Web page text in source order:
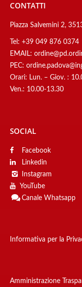
CONTATTI
Piazza Salvemini 2,
Tel: +39 049 876 0374
EMAIL:
PEC:
Orari: Lun. – Giov. :
Ven.: 10.00-13.30
SOCIAL
Facebook
Linkedin
Instagram
YouTube
Canale Whatsapp
Informativa per la
Amministrazione